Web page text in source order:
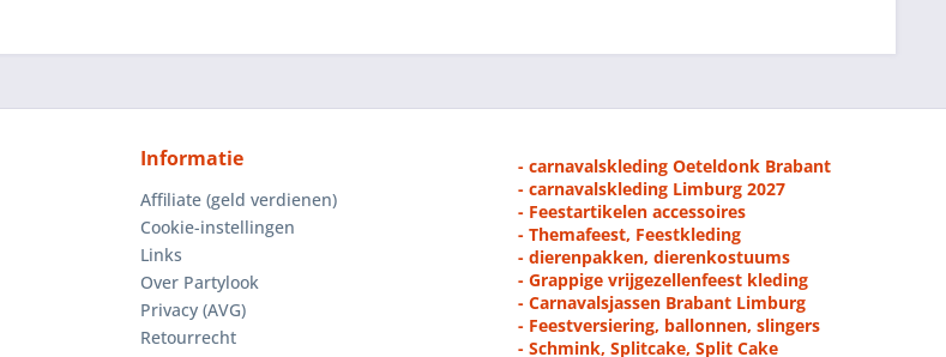
Informatie
Affiliate (geld verdienen)
Cookie-instellingen
Links
Over Partylook
Privacy (AVG)
Retourrecht
- carnavalskleding Oeteldonk Brabant
- carnavalskleding Limburg 2027
- Feestartikelen accessoires
- Themafeest, Feestkleding
- dierenpakken, dierenkostuums
- Grappige vrijgezellenfeest kleding
- Carnavalsjassen Brabant Limburg
- Feestversiering, ballonnen, slingers
- Schmink, Splitcake, Split Cake